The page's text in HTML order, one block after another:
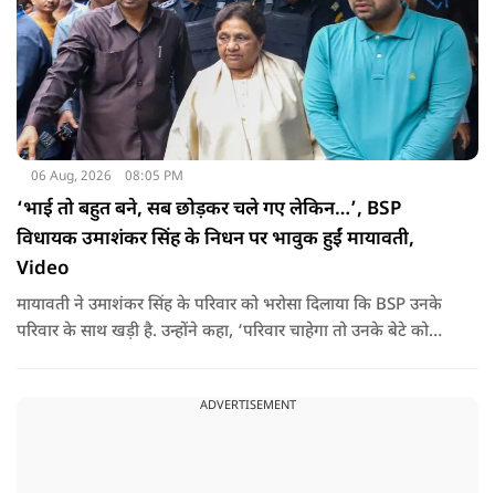
06 Aug, 2026 08:05 PM
‘भाई तो बहुत बने, सब छोड़कर चले गए लेकिन…’, BSP
विधायक उमाशंकर सिंह के निधन पर भावुक हुईं मायावती,
Video
मायावती ने उमाशंकर सिंह के परिवार को भरोसा दिलाया कि BSP उनके
परिवार के साथ खड़ी है. उन्होंने कहा, ‘परिवार चाहेगा तो उनके बेटे को
ADVERTISEMENT